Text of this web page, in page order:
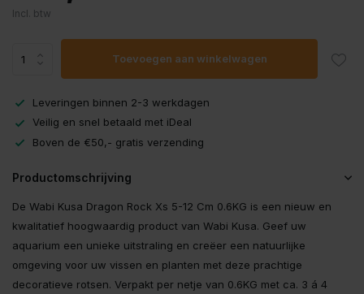
Incl. btw
Toevoegen aan winkelwagen
Leveringen binnen 2-3 werkdagen
Veilig en snel betaald met iDeal
Boven de €50,- gratis verzending
Productomschrijving
De Wabi Kusa Dragon Rock Xs 5-12 Cm 0.6KG is een nieuw en
kwalitatief hoogwaardig product van Wabi Kusa. Geef uw
aquarium een unieke uitstraling en creëer een natuurlijke
omgeving voor uw vissen en planten met deze prachtige
decoratieve rotsen. Verpakt per netje van 0.6KG met ca. 3 á 4